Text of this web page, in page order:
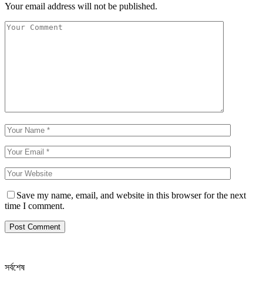
Your email address will not be published.
Save my name, email, and website in this browser for the next
time I comment.
সর্বশেষ